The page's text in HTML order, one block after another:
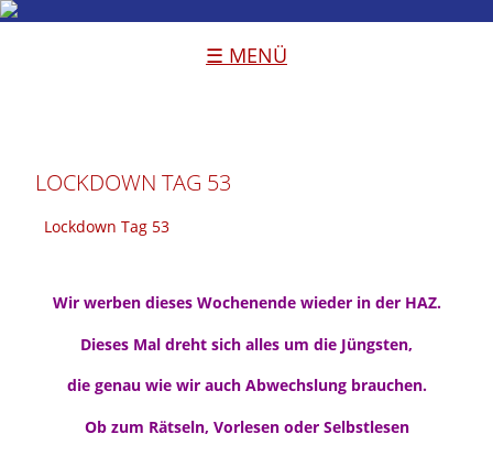
☰ MENÜ
LOCKDOWN TAG 53
Lockdown Tag 53
Wir werben dieses Wochenende wieder in der HAZ.
Dieses Mal dreht sich alles um die Jüngsten,
die genau wie wir auch Abwechslung brauchen.
Ob zum Rätseln, Vorlesen oder Selbstlesen